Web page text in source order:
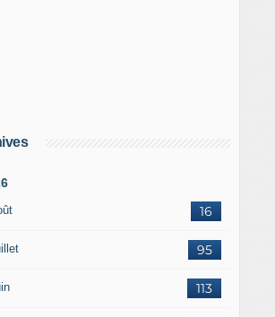
16
95
113